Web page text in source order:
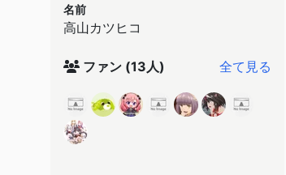
名前
高山カツヒコ
ファン (13人) 全て見る